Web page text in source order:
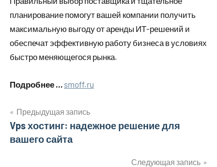
планирование помогут вашей компании получить
максимальную выгоду от аренды ИТ-решений и
обеспечат эффективную работу бизнеса в условиях
быстро меняющегося рынка.
Подробнее … smoff.ru
Навигация
по
Предыдущая запись
Vps хостинг: надежное решение для
вашего сайта
Следующая запись